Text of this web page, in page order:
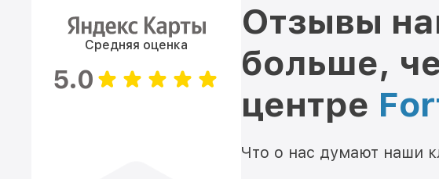
Средняя оценка
5.0
Отзывы
больше,
центре
Что о нас думают наши